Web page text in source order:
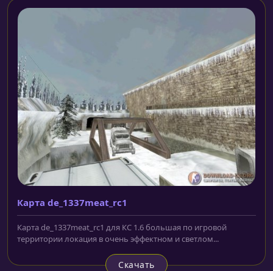
Карта de_1337meat_rc1
Карта de_1337meat_rc1 для КС 1.6 большая по игровой
территории локация в очень эффектном и светлом...
Скачать